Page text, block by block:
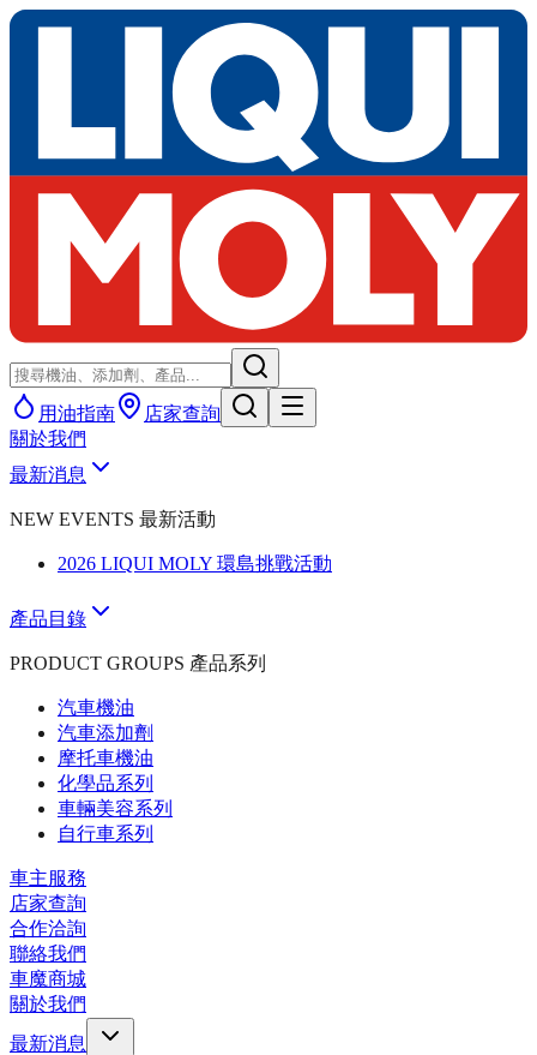
用油指南
店家查詢
關於我們
最新消息
NEW EVENTS 最新活動
2026 LIQUI MOLY 環島挑戰活動
產品目錄
PRODUCT GROUPS 產品系列
汽車機油
汽車添加劑
摩托車機油
化學品系列
車輛美容系列
自行車系列
車主服務
店家查詢
合作洽詢
聯絡我們
車魔商城
關於我們
最新消息